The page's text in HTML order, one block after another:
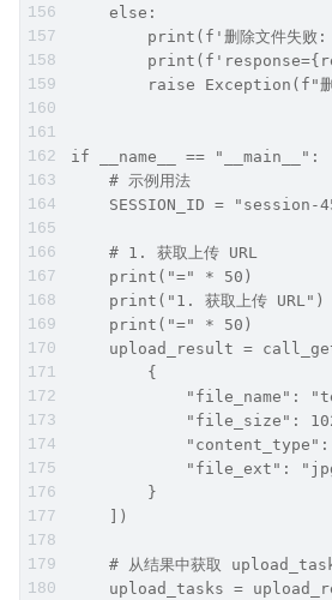
else:
print(f'删除文件失败:
raise Exception(f"删除
if __name__ == "__main__":
# 示例用法
SESSION_ID = "session-
# 1. 获取上传 URL
print("=" * 50)
print("1. 获取上传 URL")
print("=" * 50)
upload_result =
{
"file_name":
"file_size":
"content_type":
"file_ext":
}
])
# 从结果中获取
upload_tasks =